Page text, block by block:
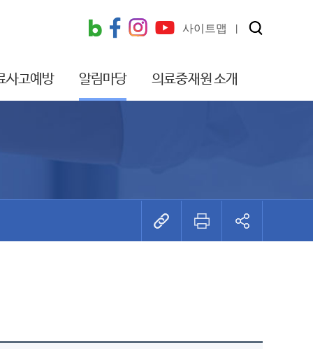
사이트맵
사고예방 알림마당 의료중재원 소개